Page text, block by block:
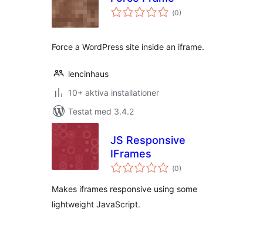
(Totalt
antal
0)
Force a WordPress site inside an iframe.
lencinhaus
10+ aktiva installationer
Testat med 3.4.2
JS Responsive
IFrames
(Totalt
antal
0)
Makes iframes responsive using some
lightweight JavaScript.